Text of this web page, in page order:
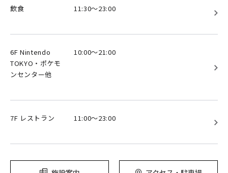
飲食 11:30～23:00
6F Nintendo
TOKYO・ポケモ
ンセンター他
10:00～21:00
7F レストラン 11:00～23:00